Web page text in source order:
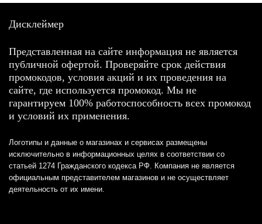
Дисклеймер
Представленная на сайте информация не является
публичной офертой. Проверяйте срок действия
промокодов, условия акций и их проведения на
сайте, где используется промокод. Мы не
гарантируем 100% работоспособность всех промокод
и условий их применения.
Логотипы и данные о магазинах и сервисах размещены
исключительно в информационных целях в соответствии со
статьей 1274 Гражданского кодекса РФ. Компания не является
официальным представителем магазинов и не осуществляет
деятельность от их имени.